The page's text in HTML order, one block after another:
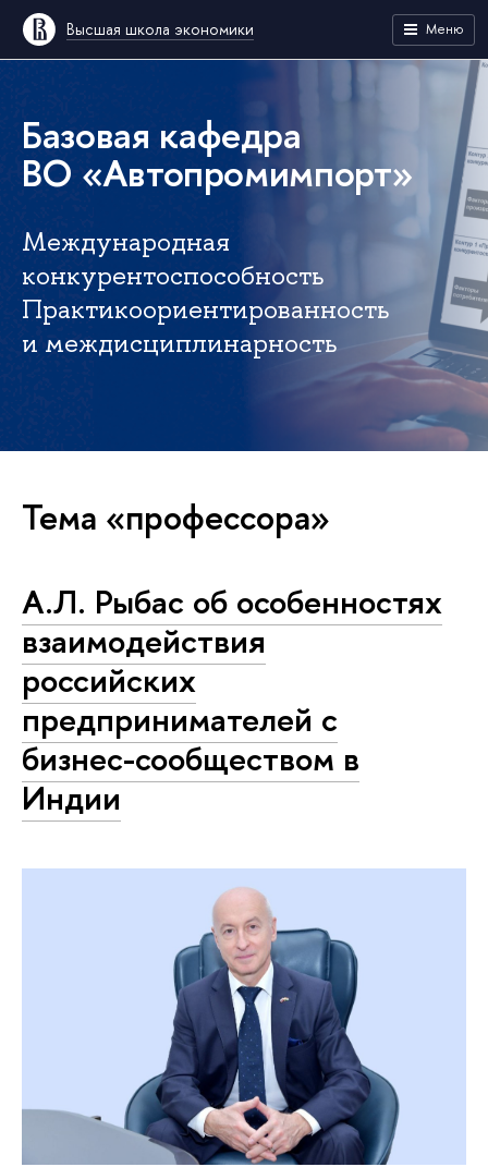
Высшая школа экономики Меню
Базовая кафедра
ВО «Автопромимпорт»
Международная
конкурентоспособность
Практикоориентированность
и междисциплинарность
Тема «профессора»
А.Л. Рыбас об особенностях
взаимодействия
российских
предпринимателей с
бизнес-сообществом в
Индии